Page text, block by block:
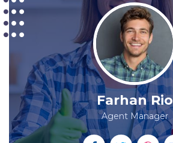
Farhan Rio
Agent Manager